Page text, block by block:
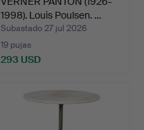
1998). Louis Poulsen. …
Subastado 27 jul 2026
19 pujas
293 USD